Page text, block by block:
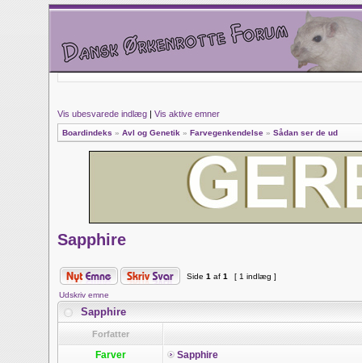
Vis ubesvarede indlæg | Vis aktive emner
Boardindeks » Avl og Genetik » Farvegenkendelse » Sådan ser de ud
Sapphire
Side 1 af 1 [ 1 indlæg ]
Udskriv emne
Sapphire
Forfatter
Farver
Sapphire